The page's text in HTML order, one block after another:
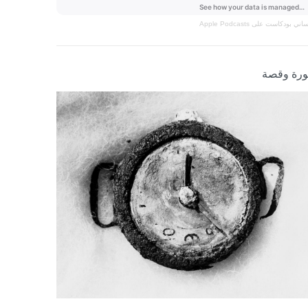
بودكاست على Apple Podcasts
وقصة